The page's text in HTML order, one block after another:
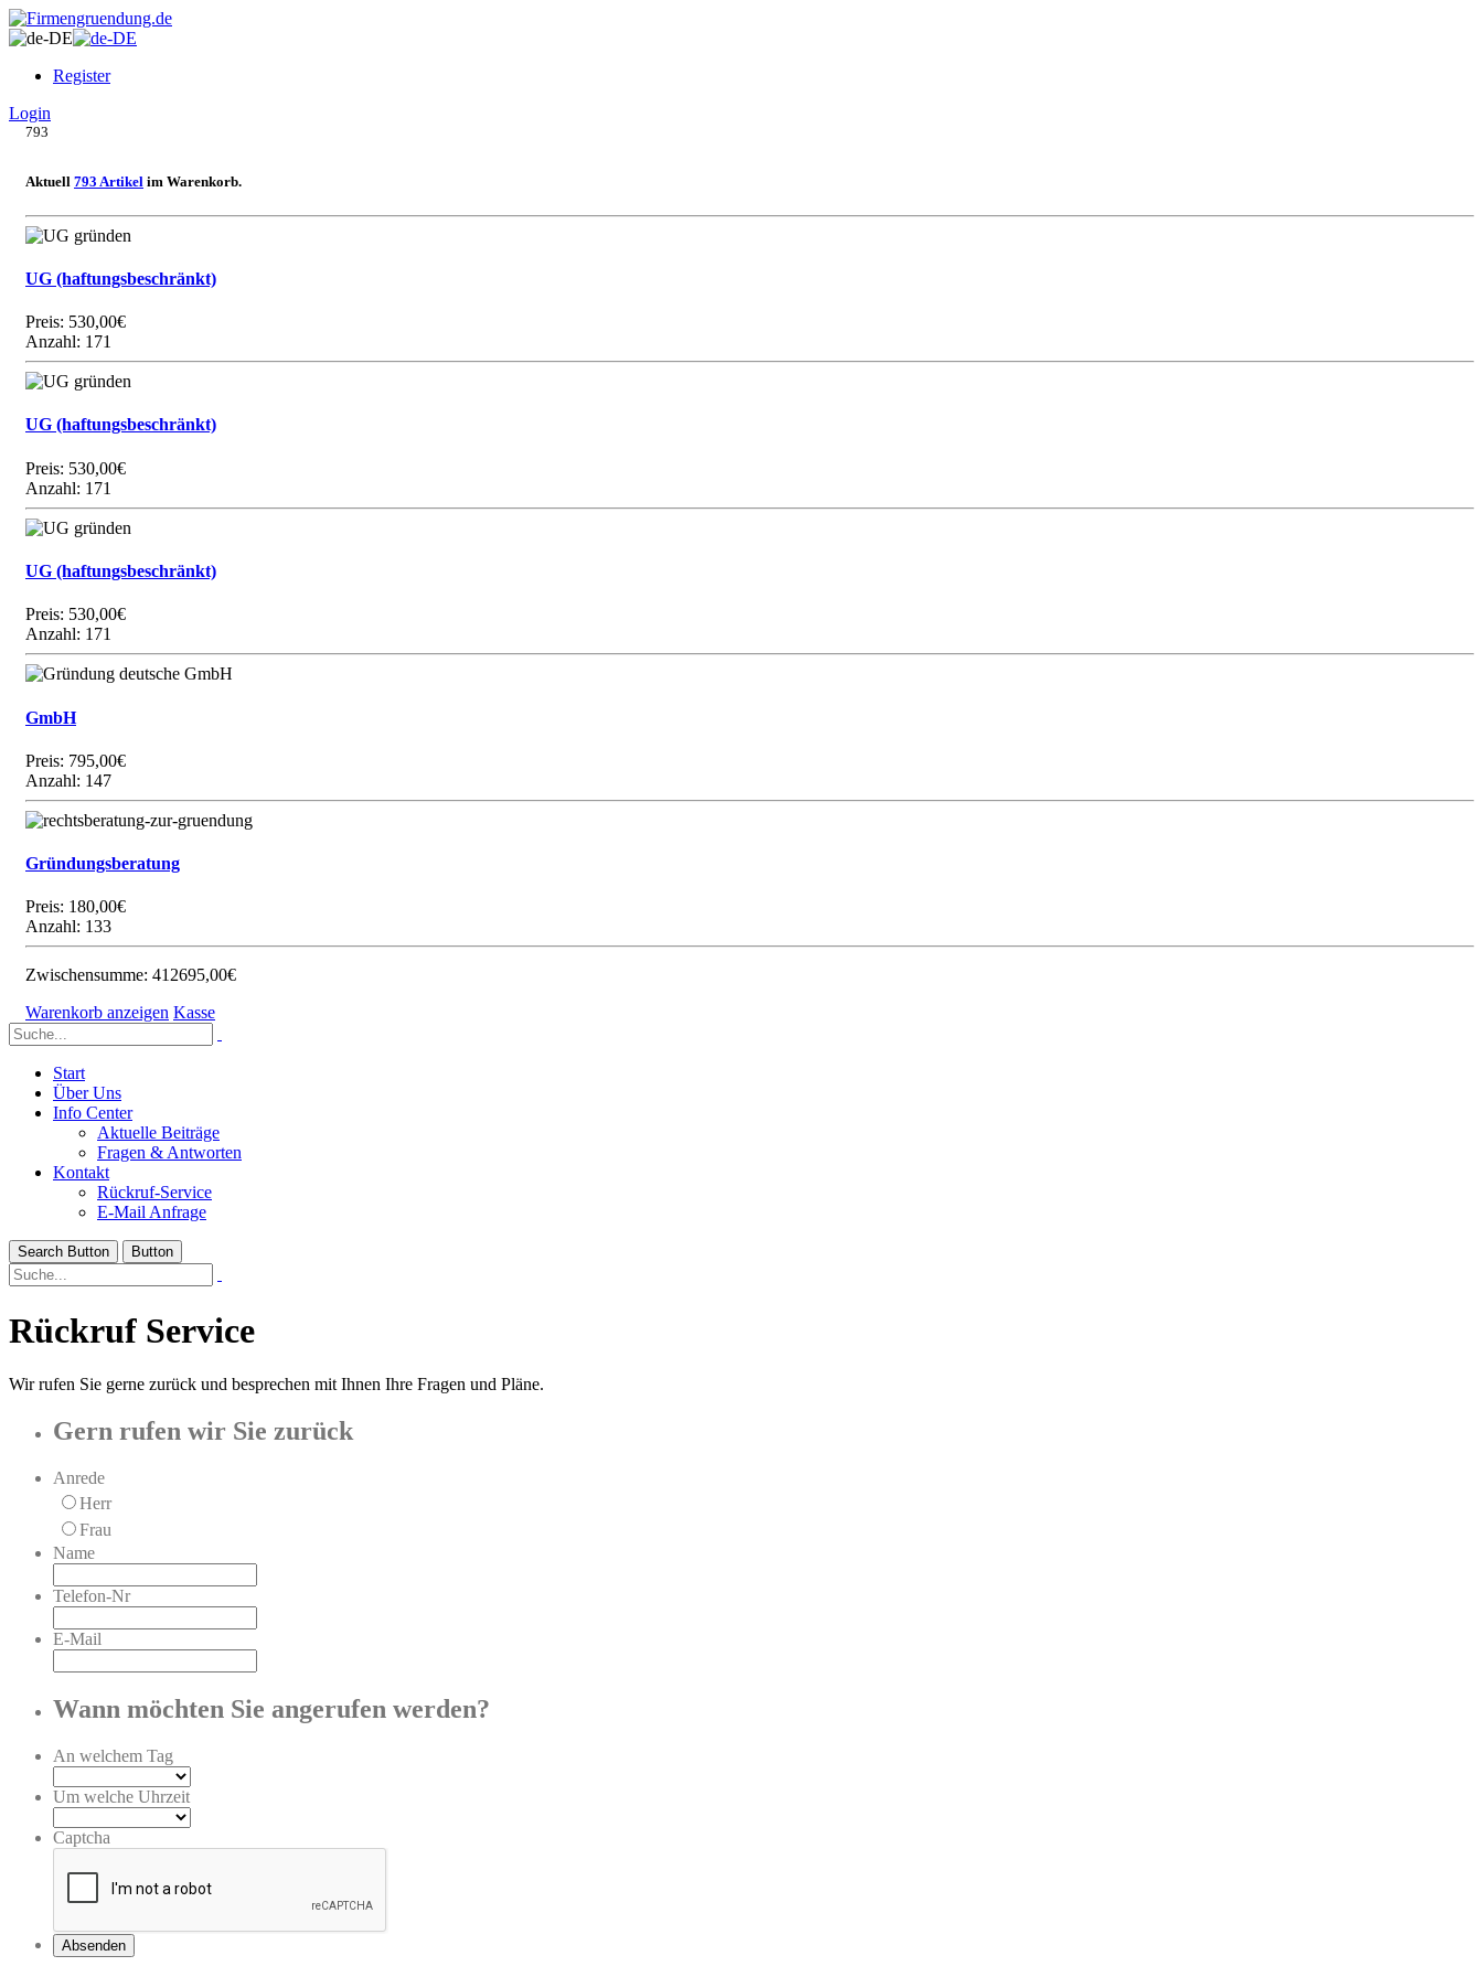
Register
Login
793
Aktuell 793 Artikel im Warenkorb.
UG (haftungsbeschränkt)
Preis: 530,00€
Anzahl: 171
UG (haftungsbeschränkt)
Preis: 530,00€
Anzahl: 171
UG (haftungsbeschränkt)
Preis: 530,00€
Anzahl: 171
GmbH
Preis: 795,00€
Anzahl: 147
Gründungsberatung
Preis: 180,00€
Anzahl: 133
Zwischensumme: 412695,00€
Warenkorb anzeigen Kasse
Start
Über Uns
Info Center
Aktuelle Beiträge
Fragen & Antworten
Kontakt
Rückruf-Service
E-Mail Anfrage
Search Button Button
Rückruf Service
Wir rufen Sie gerne zurück und besprechen mit Ihnen Ihre Fragen und Pläne.
Gern rufen wir Sie zurück
Anrede
Herr
Frau
Name
Telefon-Nr
E-Mail
Wann möchten Sie angerufen werden?
An welchem Tag
Um welche Uhrzeit
Captcha